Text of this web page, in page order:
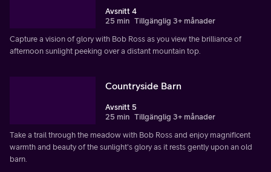
Avsnitt 4
25 min Tillgänglig 3+ månader
Capture a vision of glory with Bob Ross as you view the brilliance of
afternoon sunlight peeking over a distant mountain top.
Countryside Barn
Avsnitt 5
25 min Tillgänglig 3+ månader
Take a trail through the meadow with Bob Ross and enjoy magnificent
warmth and beauty of the sunlight's glory as it rests gently upon an old
barn.